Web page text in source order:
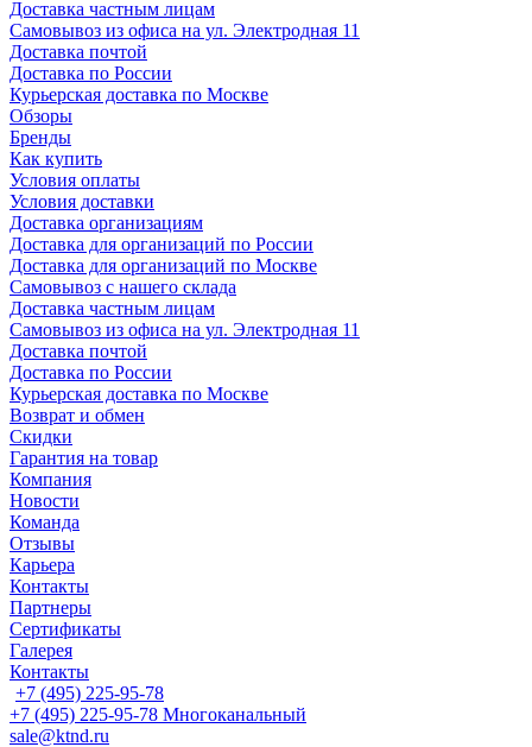
Доставка частным лицам
Самовывоз из офиса на ул. Электродная 11
Доставка почтой
Доставка по России
Курьерская доставка по Москве
Обзоры
Бренды
Как купить
Условия оплаты
Условия доставки
Доставка организациям
Доставка для организаций по России
Доставка для организаций по Москве
Самовывоз с нашего склада
Доставка частным лицам
Самовывоз из офиса на ул. Электродная 11
Доставка почтой
Доставка по России
Курьерская доставка по Москве
Возврат и обмен
Скидки
Гарантия на товар
Компания
Новости
Команда
Отзывы
Карьера
Контакты
Партнеры
Сертификаты
Галерея
Контакты
+7 (495) 225-95-78
+7 (495) 225-95-78 Многоканальный
sale@ktnd.ru